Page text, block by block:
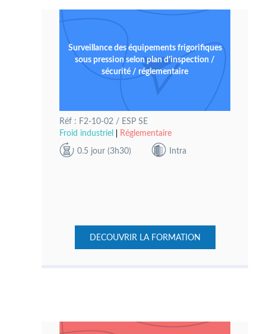
Surveillance des équipements frigorifiques
sous pression selon plan d’inspection /
sécurité / réglementaire
Réf : F2-10-02 / ESP SE
Froid industriel
Réglementaire
0.5 jour (3h30) Intra
DECOUVRIR LA FORMATION